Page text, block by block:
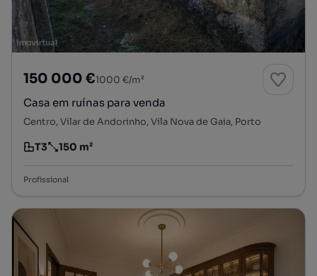
150 000 €1000 €/m²
Casa em ruínas para venda
Centro, Vilar de Andorinho, Vila Nova de Gaia, Porto
Tipologia
T3
Preço por metro quadrado
150 m²
Profissional